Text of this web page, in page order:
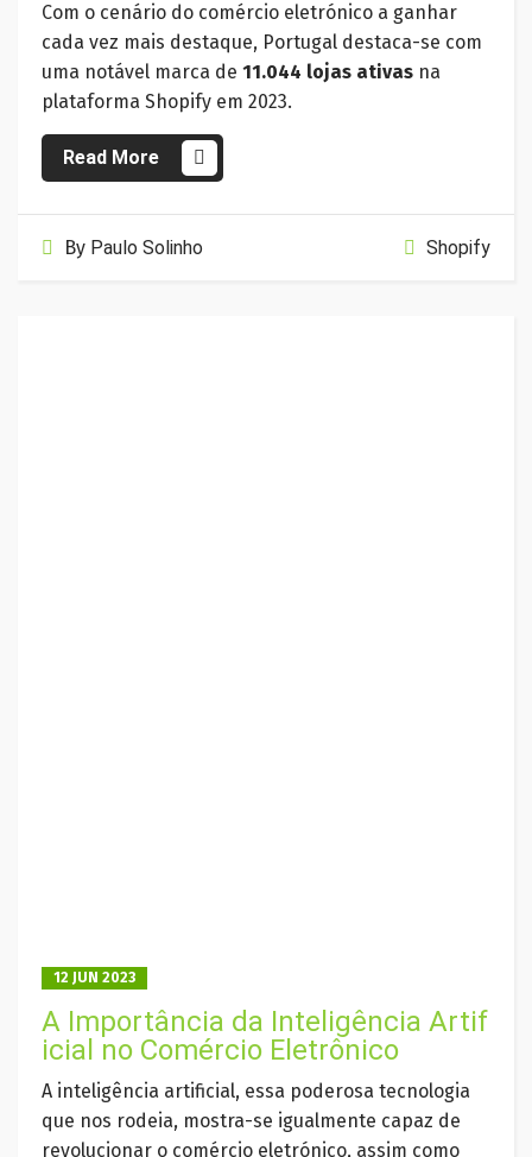
Com o cenário do comércio eletrónico a ganhar
cada vez mais destaque, Portugal destaca-se com
uma notável marca de 11.044 lojas ativas na
plataforma Shopify em 2023.
Read More
By Paulo Solinho Shopify
12 JUN 2023
A Importância da Inteligência Artif
icial no Comércio Eletrônico
A inteligência artificial, essa poderosa tecnologia
que nos rodeia, mostra-se igualmente capaz de
revolucionar o comércio eletrónico, assim como